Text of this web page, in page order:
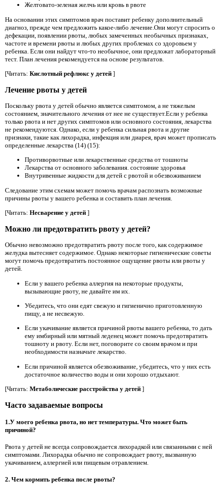
Желтовато-зеленая желчь или кровь в рвоте
На основании этих симптомов врач поставит ребенку дополнительный
диагноз, прежде чем предложить какое-либо лечение.Они могут спросить о
дефекации, появлении рвоты, любых замеченных необычных признаках,
частоте и времени рвоты и любых других проблемах со здоровьем у
ребенка. Если они найдут что-то необычное, они предложат лабораторный
тест. План лечения рекомендуется на основе результатов.
[Читать: Кислотный рефлюкс у детей ]
Лечение рвоты у детей
Поскольку рвота у детей обычно является симптомом, а не тяжелым
состоянием, значительного лечения от нее не существует.Если у ребенка
только рвота и нет других симптомов или основного состояния, лекарства
не рекомендуются. Однако, если у ребенка сильная рвота и другие
признаки, такие как лихорадка, инфекция или диарея, врач может прописать
определенные лекарства (14) (15):
Противорвотные или лекарственные средства от тошноты
Лекарства от основного заболевания. состояние здоровья
Внутривенные жидкости для детей с рвотой и обезвоживанием
Следование этим схемам может помочь врачам распознать возможные
причины рвоты у вашего ребенка и составить план лечения.
[Читать: Несварение у детей ]
Можно ли предотвратить рвоту у детей?
Обычно невозможно предотвратить рвоту после того, как содержимое
желудка вытесняет содержимое. Однако некоторые гигиенические советы
могут помочь предотвратить постоянное ощущение рвоты или рвоты у
детей.
Если у вашего ребенка аллергия на некоторые продукты,
вызывающие рвоту, не давайте им их.
Убедитесь, что они едят свежую и гигиенично приготовленную
пищу, а не несвежую.
Если укачивание является причиной рвоты вашего ребенка, то дать
ему имбирный или мятный леденец может помочь предотвратить
тошноту и рвоту. Если нет, поговорите со своим врачом и при
необходимости назначьте лекарство.
Если причиной является обезвоживание, убедитесь, что у них есть
достаточное количество воды и они хорошо отдыхают.
[Читать: Метаболические расстройства у детей ]
Часто задаваемые вопросы
1.У моего ребенка рвота, но нет температуры. Что может быть
причиной?
Рвота у детей не всегда сопровождается лихорадкой или связанными с ней
симптомами. Лихорадка обычно не сопровождает рвоту, вызванную
укачиванием, аллергией или пищевым отравлением.
2. Чем кормить ребенка после рвоты?